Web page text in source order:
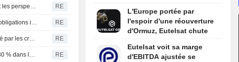
Wall Street : l'inflation va mettre à l'épreuve les records boursiers et les perspectives de taux de la Fed RE
L'Afrique du Sud lève 1 milliard de rands lors d'une adjudication d'obligations indexées sur l'inflation RE
Le cuivre s'apprête à signer sa meilleure semaine depuis mai, porté par les craintes sur l'offre et la faiblesse des stocks RE
Poutine ouvre la voie à la cession par l'État de sa participation de 30 % dans le plus grand aéroport de Moscou RE
L'Europe portée par
l'espoir d'une réouverture
d'Ormuz, Eutelsat chute
Eutelsat voit sa marge
d'EBITDA ajustée se